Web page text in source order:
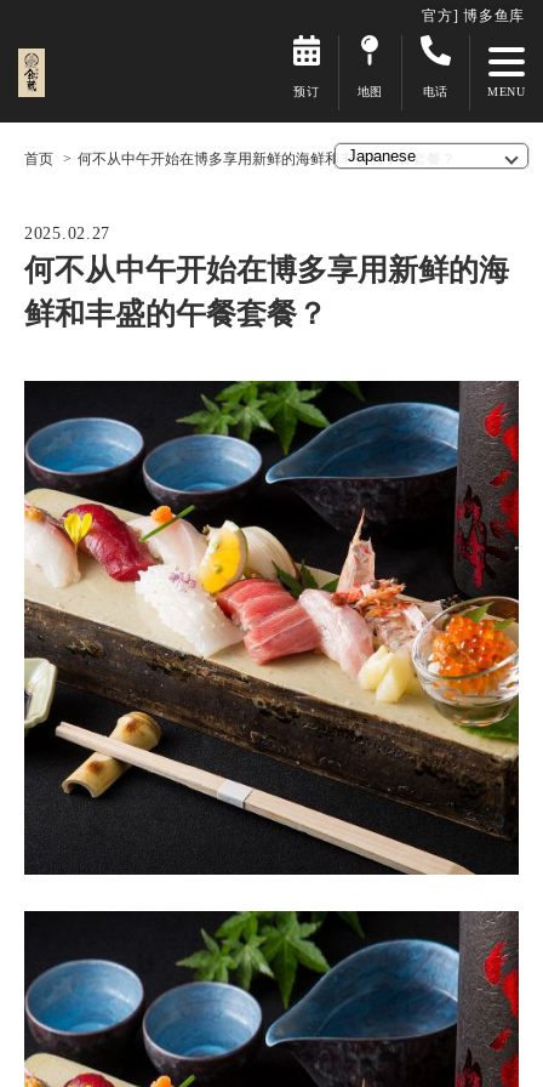
官方] 博多鱼库
预订 地图 电话
首页 何不从中午开始在博多享用新鲜的海鲜和丰盛的午餐套餐？
2025.02.27
何不从中午开始在博多享用新鲜的海
鲜和丰盛的午餐套餐？